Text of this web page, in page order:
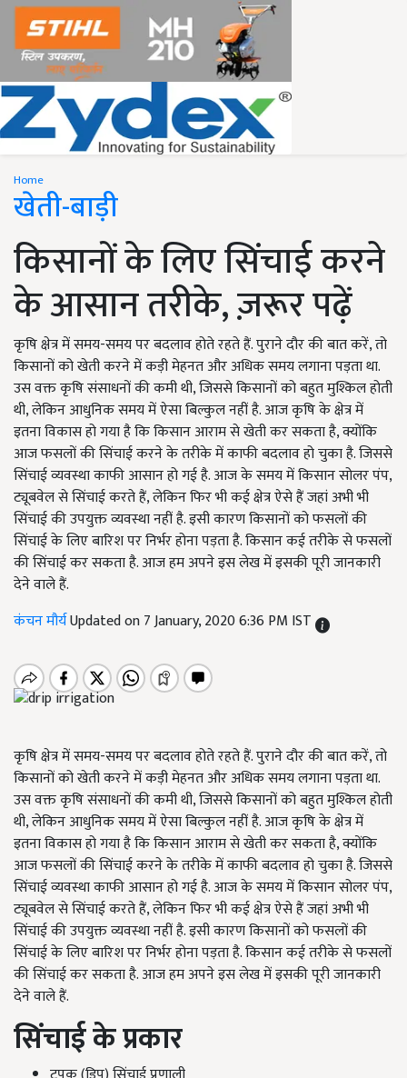
Home
खेती-बाड़ी
किसानों के लिए सिंचाई करने
के आसान तरीके, ज़रूर पढ़ें
कृषि क्षेत्र में समय-समय पर बदलाव होते रहते हैं. पुराने दौर की बात करें, तो
किसानों को खेती करने में कड़ी मेहनत और अधिक समय लगाना पड़ता था.
उस वक्त कृषि संसाधनों की कमी थी, जिससे किसानों को बहुत मुश्किल होती
थी, लेकिन आधुनिक समय में ऐसा बिल्कुल नहीं है. आज कृषि के क्षेत्र में
इतना विकास हो गया है कि किसान आराम से खेती कर सकता है, क्योंकि
आज फसलों की सिंचाई करने के तरीके में काफी बदलाव हो चुका है. जिससे
सिंचाई व्यवस्था काफी आसान हो गई है. आज के समय में किसान सोलर पंप,
ट्यूबवेल से सिंचाई करते हैं, लेकिन फिर भी कई क्षेत्र ऐसे हैं जहां अभी भी
सिंचाई की उपयुक्त व्यवस्था नहीं है. इसी कारण किसानों को फसलों की
सिंचाई के लिए बारिश पर निर्भर होना पड़ता है. किसान कई तरीके से फसलों
की सिंचाई कर सकता है. आज हम अपने इस लेख में इसकी पूरी जानकारी
देने वाले हैं.
कंचन मौर्यUpdated on 7 January, 2020 6:36 PM IST
कृषि क्षेत्र में समय-समय पर बदलाव होते रहते हैं. पुराने दौर की बात करें, तो
किसानों को खेती करने में कड़ी मेहनत और अधिक समय लगाना पड़ता था.
उस वक्त कृषि संसाधनों की कमी थी, जिससे किसानों को बहुत मुश्किल होती
थी, लेकिन आधुनिक समय में ऐसा बिल्कुल नहीं है. आज कृषि के क्षेत्र में
इतना विकास हो गया है कि किसान आराम से खेती कर सकता है, क्योंकि
आज फसलों की सिंचाई करने के तरीके में काफी बदलाव हो चुका है. जिससे
सिंचाई व्यवस्था काफी आसान हो गई है. आज के समय में किसान सोलर पंप,
ट्यूबवेल से सिंचाई करते हैं, लेकिन फिर भी कई क्षेत्र ऐसे हैं जहां अभी भी
सिंचाई की उपयुक्त व्यवस्था नहीं है. इसी कारण किसानों को फसलों की
सिंचाई के लिए बारिश पर निर्भर होना पड़ता है. किसान कई तरीके से फसलों
की सिंचाई कर सकता है. आज हम अपने इस लेख में इसकी पूरी जानकारी
देने वाले हैं.
सिंचाई के प्रकार